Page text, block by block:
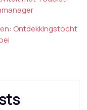
Ontdekkingstocht